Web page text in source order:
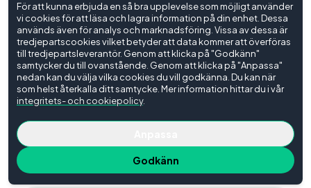
Användarvillkor
Integritetspolicy
Cookieinställningar
För att kunna erbjuda en så bra upplevelse som möjligt använder
vi cookies för att läsa och lagra information på din enhet. Dessa
används även för analys och marknadsföring. Vissa av dessa är
tredjepartscookies vilket betyder att data kommer att överföras
till tredjepartsleverantör. Genom att klicka på "Godkänn"
samtycker du till ovanstående. Genom att klicka på "Anpassa"
nedan kan du välja vilka cookies du vill godkänna. Du kan när
som helst återkalla ditt samtycke. Mer information hittar du i vår
integritets- och cookiepolicy.
Godkänn
© Trafiko2026